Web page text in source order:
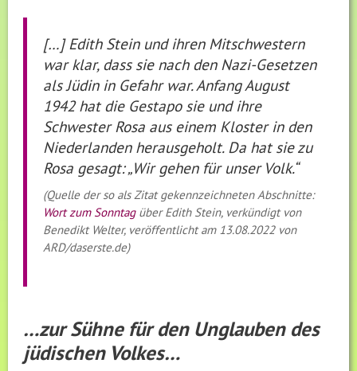
[…] Edith Stein und ihren Mitschwestern
war klar, dass sie nach den Nazi-Gesetzen
als Jüdin in Gefahr war. Anfang August
1942 hat die Gestapo sie und ihre
Schwester Rosa aus einem Kloster in den
Niederlanden herausgeholt. Da hat sie zu
Rosa gesagt: „Wir gehen für unser Volk.“
(Quelle der so als Zitat gekennzeichneten Abschnitte:
Wort zum Sonntagüber Edith Stein, verkündigt von
Benedikt Welter, veröffentlicht am 13.08.2022 von
ARD/daserste.de)
…zur Sühne für den Unglauben des
jüdischen Volkes…